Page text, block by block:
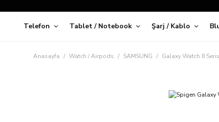
Telefon Tablet / Notebook Şarj / Kablo
Anasayfa Watch / Airpods SAMSUNG Galaxy Watch 8